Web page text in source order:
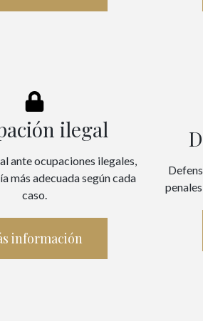
ilegal
ante ocupaciones ilegales,
más adecuada según cada
caso.
información